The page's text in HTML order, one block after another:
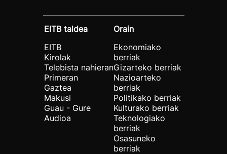
EITB taldea
EITB
Kirolak
Telebista nahieran
Primeran
Gaztea
Makusi
Guau - Gure
Audioa
Orain
Ekonomiako
berriak
Gizarteko berriak
Nazioarteko
berriak
Politikako berriak
Kulturako berriak
Teknologiako
berriak
Osasuneko
berriak